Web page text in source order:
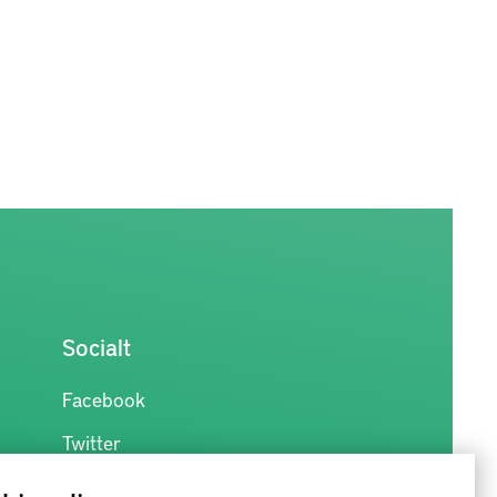
Socialt
Facebook
Twitter